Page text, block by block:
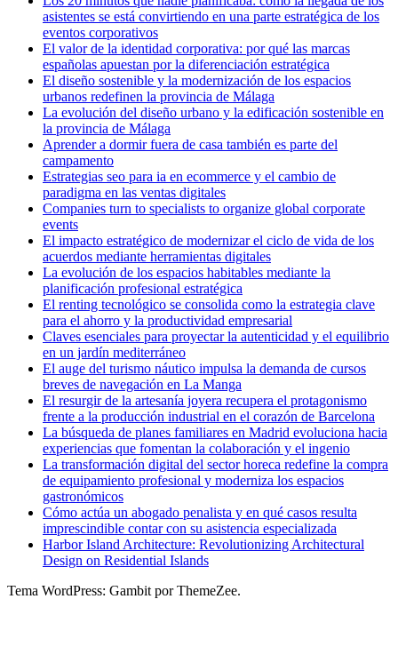
asistentes se está convirtiendo en una parte estratégica de los
eventos corporativos
El valor de la identidad corporativa: por qué las marcas
españolas apuestan por la diferenciación estratégica
El diseño sostenible y la modernización de los espacios
urbanos redefinen la provincia de Málaga
La evolución del diseño urbano y la edificación sostenible en
la provincia de Málaga
Aprender a dormir fuera de casa también es parte del
campamento
Estrategias seo para ia en ecommerce y el cambio de
paradigma en las ventas digitales
Companies turn to specialists to organize global corporate
events
El impacto estratégico de modernizar el ciclo de vida de los
acuerdos mediante herramientas digitales
La evolución de los espacios habitables mediante la
planificación profesional estratégica
El renting tecnológico se consolida como la estrategia clave
para el ahorro y la productividad empresarial
Claves esenciales para proyectar la autenticidad y el equilibrio
en un jardín mediterráneo
El auge del turismo náutico impulsa la demanda de cursos
breves de navegación en La Manga
El resurgir de la artesanía joyera recupera el protagonismo
frente a la producción industrial en el corazón de Barcelona
La búsqueda de planes familiares en Madrid evoluciona hacia
experiencias que fomentan la colaboración y el ingenio
La transformación digital del sector horeca redefine la compra
de equipamiento profesional y moderniza los espacios
gastronómicos
Cómo actúa un abogado penalista y en qué casos resulta
imprescindible contar con su asistencia especializada
Harbor Island Architecture: Revolutionizing Architectural
Design on Residential Islands
Tema WordPress: Gambit por ThemeZee.